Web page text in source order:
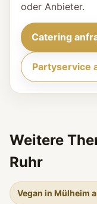
oder Anbieter.
Catering
Partyservice
Weitere
Ruhr
Vegan in Mülheim